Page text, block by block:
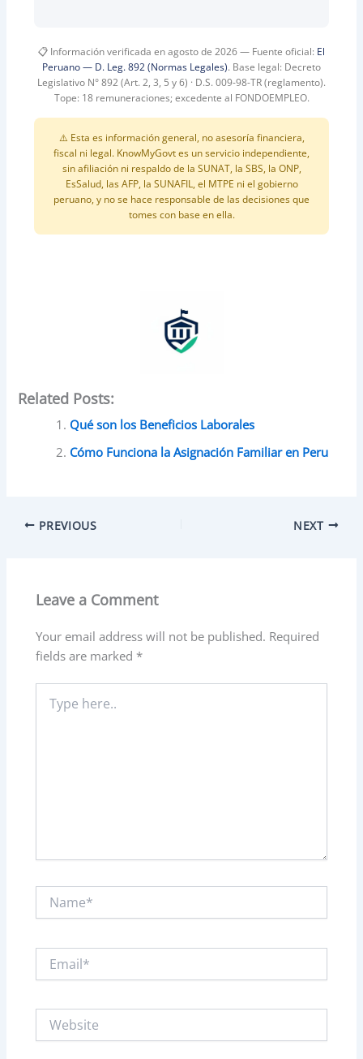
📋 Información verificada en agosto de 2026 — Fuente oficial: El
Peruano — D. Leg. 892 (Normas Legales). Base legal: Decreto
Legislativo N° 892 (Art. 2, 3, 5 y 6) · D.S. 009-98-TR (reglamento).
Tope: 18 remuneraciones; excedente al FONDOEMPLEO.
⚠️ Esta es información general, no asesoría financiera,
fiscal ni legal. KnowMyGovt es un servicio independiente,
sin afiliación ni respaldo de la SUNAT, la SBS, la ONP,
EsSalud, las AFP, la SUNAFIL, el MTPE ni el gobierno
peruano, y no se hace responsable de las decisiones que
tomes con base en ella.
Related Posts:
Qué son los Beneficios Laborales
Cómo Funciona la Asignación Familiar en Peru
PREVIOUS NEXT
Leave a Comment
Your email address will not be published. Required
fields are marked *
here..
Website